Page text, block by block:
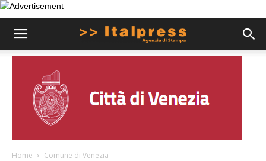
Home Comune di Venezia